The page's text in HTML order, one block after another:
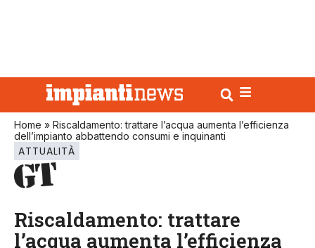
Home » Riscaldamento: trattare l’acqua aumenta l’efficienza
dell’impianto abbattendo consumi e inquinanti
ATTUALITÀ
Riscaldamento: trattare
l’acqua aumenta l’efficienza